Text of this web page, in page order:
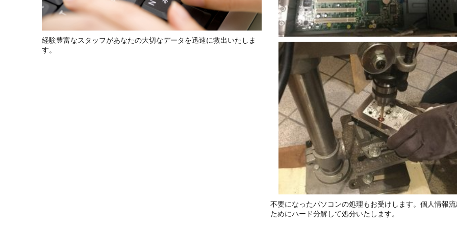
経験豊富なスタッフがあなたの大切なデータを迅速に救出いたしま
す。
不要になったパソコンの処理もお受けします。個人情報
ためにハード分解して処分いたします。